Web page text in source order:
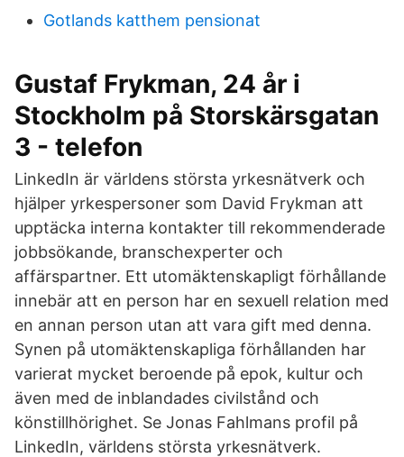
Gotlands katthem pensionat
Gustaf Frykman, 24 år i
Stockholm på Storskärsgatan
3 - telefon
LinkedIn är världens största yrkesnätverk och
hjälper yrkespersoner som David Frykman att
upptäcka interna kontakter till rekommenderade
jobbsökande, branschexperter och
affärspartner. Ett utomäktenskapligt förhållande
innebär att en person har en sexuell relation med
en annan person utan att vara gift med denna.
Synen på utomäktenskapliga förhållanden har
varierat mycket beroende på epok, kultur och
även med de inblandades civilstånd och
könstillhörighet. Se Jonas Fahlmans profil på
LinkedIn, världens största yrkesnätverk.